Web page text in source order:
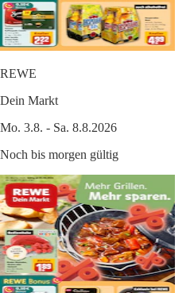
REWE
Dein Markt
Mo. 3.8. - Sa. 8.8.2026
Noch bis morgen gültig